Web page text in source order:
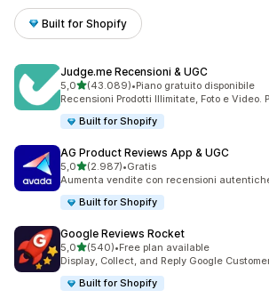
Built for Shopify
Judge.me Recensioni & UGC
5,0stelle su 5
(43.089)
43089 recensioni totali
•Piano gratuito disponibile
Recensioni Prodotti Illimitate, Foto e Video.
Built for Shopify
AG Product Reviews App & UGC
5,0stelle su 5
(2.987)
2987 recensioni totali
•Gratis
Aumenta vendite con recensioni
Built for Shopify
Google Reviews Rocket
5,0stelle su 5
(540)
540 recensioni totali
•Free plan available
Display, Collect, and Reply Google
Built for Shopify